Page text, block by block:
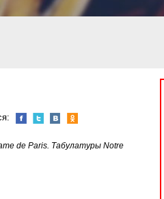
de Paris. Табулатуры Notre